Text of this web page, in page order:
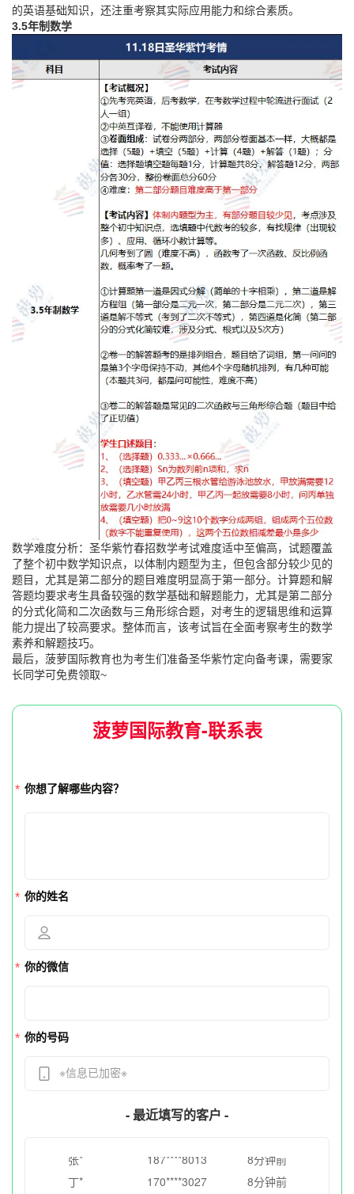
的英语基础知识，还注重考察其实际应用能力和综合素质。
3.5年制数学
数学难度分析：圣华紫竹春招数学考试难度适中至偏高，试题覆盖
了整个初中数学知识点，以体制内题型为主，但包含部分较少见的
题目，尤其是第二部分的题目难度明显高于第一部分。计算题和解
答题均要求考生具备较强的数学基础和解题能力，尤其是第二部分
的分式化简和二次函数与三角形综合题，对考生的逻辑思维和运算
能力提出了较高要求。整体而言，该考试旨在全面考察考生的数学
素养和解题技巧。
最后，菠萝国际教育也为考生们准备圣华紫竹定向备考课，需要家
长同学可免费领取~